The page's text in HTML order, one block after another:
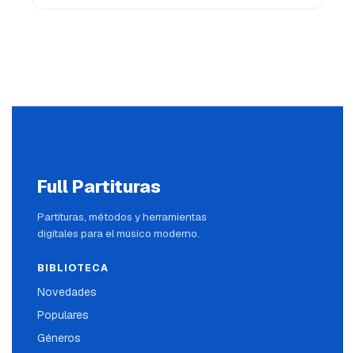
Full Partituras
Partituras, métodos y herramientas
digitales para el músico moderno.
BIBLIOTECA
Novedades
Populares
Géneros